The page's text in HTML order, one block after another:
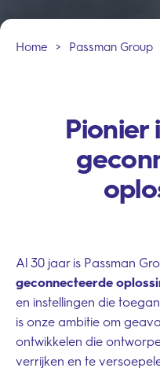
Home > Passman Group
Pionier
Al 30 jaar is Passman
geconnecteerde
en instellingen die
is onze ambitie om
ontwikkelen die
verrijken en te